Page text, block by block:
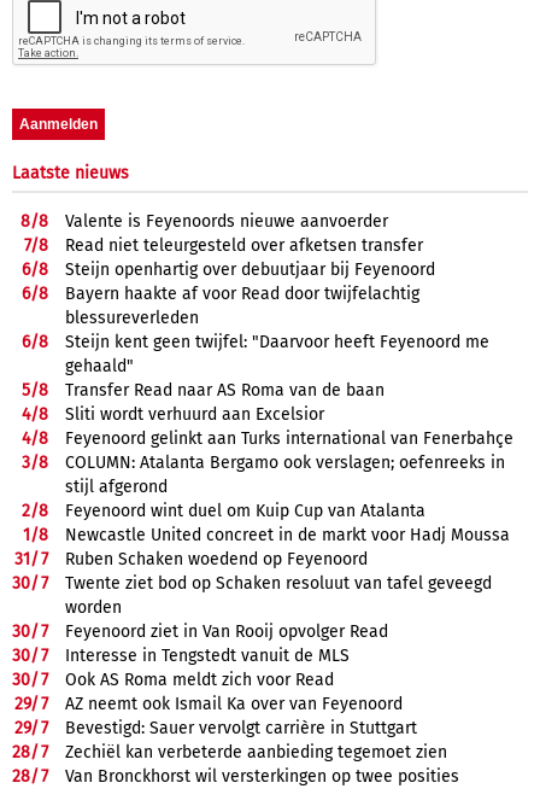
Laatste nieuws
8/8
Valente is Feyenoords nieuwe aanvoerder
7/8
Read niet teleurgesteld over afketsen transfer
6/8
Steijn openhartig over debuutjaar bij Feyenoord
6/8
Bayern haakte af voor Read door twijfelachtig
blessureverleden
6/8
Steijn kent geen twijfel: "Daarvoor heeft Feyenoord me
gehaald"
5/8
Transfer Read naar AS Roma van de baan
4/8
Sliti wordt verhuurd aan Excelsior
4/8
Feyenoord gelinkt aan Turks international van Fenerbahçe
3/8
COLUMN: Atalanta Bergamo ook verslagen; oefenreeks in
stijl afgerond
2/8
Feyenoord wint duel om Kuip Cup van Atalanta
1/8
Newcastle United concreet in de markt voor Hadj Moussa
31/7
Ruben Schaken woedend op Feyenoord
30/7
Twente ziet bod op Schaken resoluut van tafel geveegd
worden
30/7
Feyenoord ziet in Van Rooij opvolger Read
30/7
Interesse in Tengstedt vanuit de MLS
30/7
Ook AS Roma meldt zich voor Read
29/7
AZ neemt ook Ismail Ka over van Feyenoord
29/7
Bevestigd: Sauer vervolgt carrière in Stuttgart
28/7
Zechiël kan verbeterde aanbieding tegemoet zien
28/7 Van Bronckhorst wil versterkingen op twee posities